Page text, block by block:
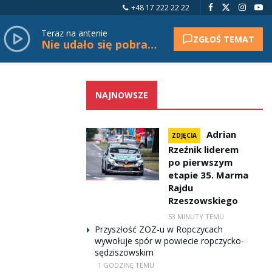
+48 17 222 22 22
Teraz na antenie
Nie udało się pobrać tytułu. ZGŁOŚ TEMAT
NAJNOWSZE
ZDJĘCIA
Adrian
Rzeźnik liderem
po pierwszym
etapie 35. Marma
Rajdu
Rzeszowskiego
53 MINUTY TEMU
Przyszłość ZOZ-u w Ropczycach
wywołuje spór w powiecie ropczycko-
sędziszowskim
1 GODZINĘ TEMU